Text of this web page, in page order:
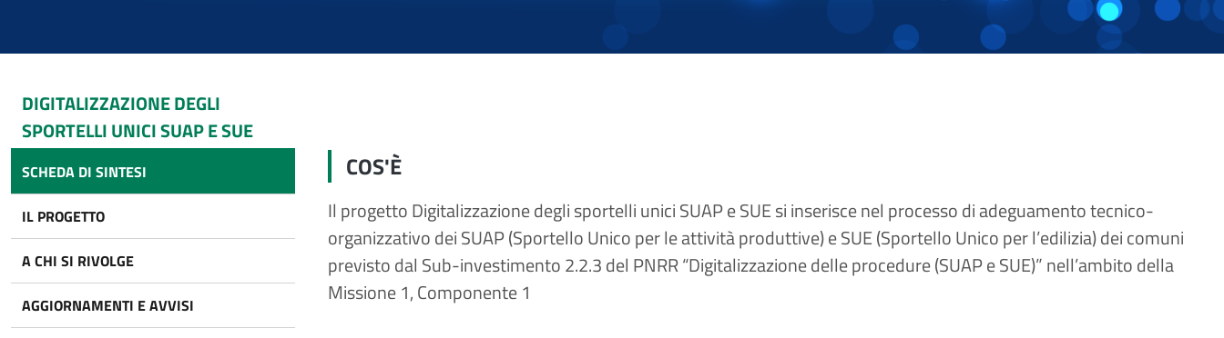
DIGITALIZZAZIONE DEGLI
SPORTELLI UNICI SUAP E SUE
SCHEDA DI SINTESI
IL PROGETTO
A CHI SI RIVOLGE
AGGIORNAMENTI E AVVISI
COS'È
Il progetto Digitalizzazione degli sportelli unici SUAP e SUE si inserisce nel processo di adeguamento tecnico-
organizzativo dei SUAP (Sportello Unico per le attività produttive) e SUE (Sportello Unico per l’edilizia) dei comuni
previsto dal Sub-investimento 2.2.3 del PNRR “Digitalizzazione delle procedure (SUAP e SUE)” nell’ambito della
Missione 1, Componente 1